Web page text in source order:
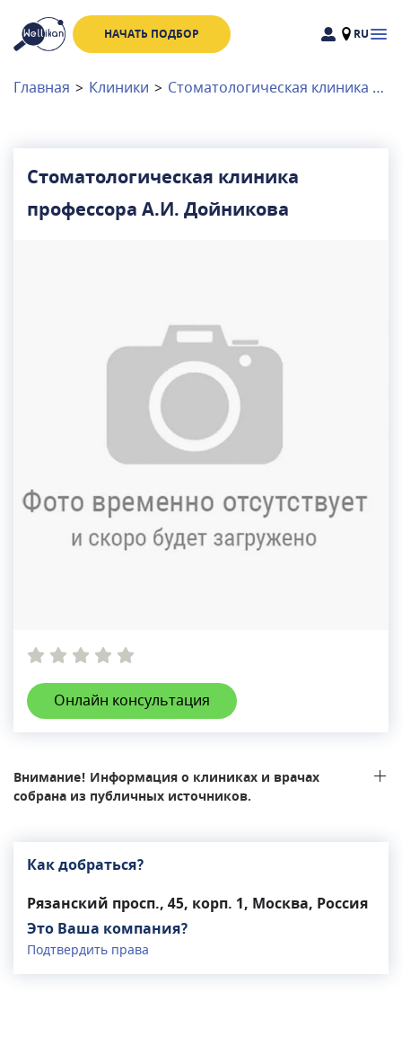
НАЧАТЬ ПОДБОР RU
Доктора
Клиники
Главная > Клиники > Стоматологическая клиника профессора А.И. Дойникова
Стоматологическая клиника
профессора А.И. Дойникова
Онлайн консультация
Внимание! Информация о клиниках и врачах
собрана из публичных источников.
Как добраться?
Рязанский просп., 45, корп. 1, Москва, Россия
Это Ваша компания?
Подтвердить права